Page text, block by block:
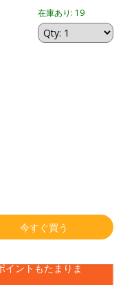
在庫あり: 19
今すぐ買う
イントもたまりま